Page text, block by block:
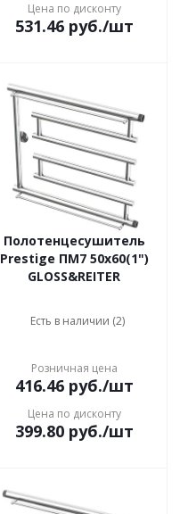
Цена по дисконту
531.46руб./шт
Полотенцесушитель
Prestige ПМ7 50x60(1")
GLOSS&REITER
Есть в наличии (2)
Розничная цена
416.46руб./шт
Цена по дисконту
399.80руб./шт